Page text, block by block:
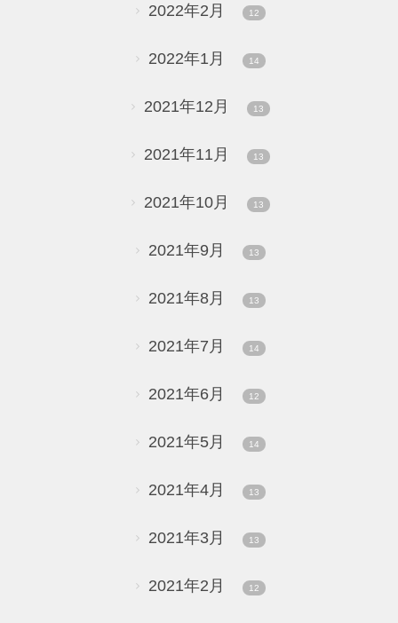
2022年2月 12
2022年1月 14
2021年12月 13
2021年11月 13
2021年10月 13
2021年9月 13
2021年8月 13
2021年7月 14
2021年6月 12
2021年5月 14
2021年4月 13
2021年3月 13
2021年2月 12